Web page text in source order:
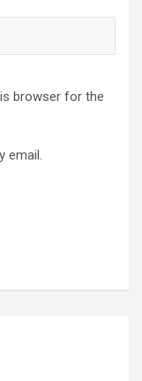
browser for the
email.